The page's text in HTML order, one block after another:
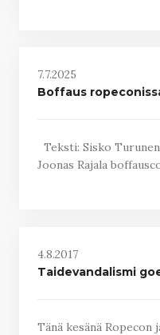
7.7.2025
Boffaus
Teksti: Sisko
Joonas Rajala
4.8.2017
Taidevandalismi
Tänä kesänä Ropecon